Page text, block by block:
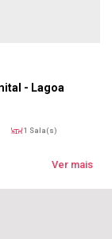
- Lagoa
1 Sala(s)
Ver mais